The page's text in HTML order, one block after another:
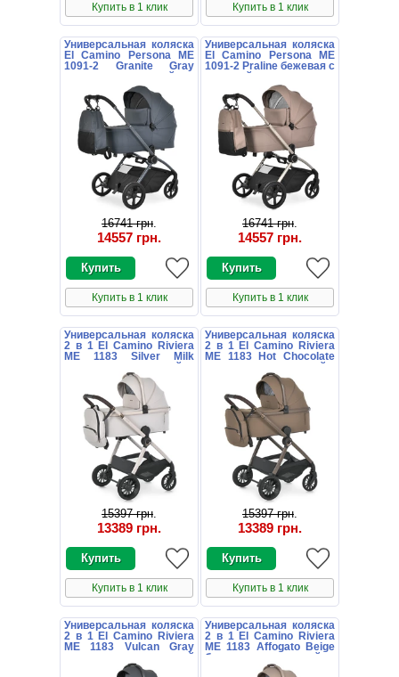
Купить в 1 клик Купить в 1 клик
Универсальная коляска
El Camino Persona ME
1091-2 Granite Gray
серая с люлькой и
прогулочным блоком
16741 грн.
14557 грн.
Купить в 1 клик
Универсальная коляска
El Camino Persona ME
1091-2 Praline бежевая с
люлькой и
прогулочным блоком
16741 грн.
14557 грн.
Купить в 1 клик
Универсальная коляска
2 в 1 El Camino Riviera
ME 1183 Silver Milk
молочная с люлькой и
15397 грн.
13389 грн.
Купить в 1 клик
Универсальная коляска
2 в 1 El Camino Riviera
ME 1183 Hot Chocolate
коричневая с люлькой и
15397 грн.
13389 грн.
Купить в 1 клик
Универсальная коляска
2 в 1 El Camino Riviera
ME 1183 Vulcan Gray
темно-серая с люлькой
Универсальная коляска
2 в 1 El Camino Riviera
ME 1183 Affogato Beige
бежевая с люлькой и